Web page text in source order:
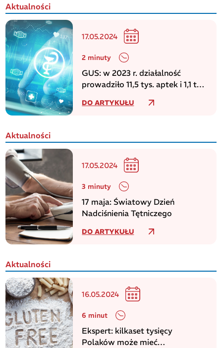
Aktualności
17.05.2024
2 minuty
GUS: w 2023 r. działalność
prowadziło 11,5 tys. aptek i 1,1 tys.
DO ARTYKUŁU
Aktualności
17.05.2024
3 minuty
17 maja: Światowy Dzień
Nadciśnienia Tętniczego
DO ARTYKUŁU
Aktualności
16.05.2024
6 minut
Ekspert: kilkaset tysięcy
Polaków może mieć